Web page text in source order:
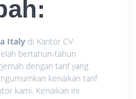
:
Italy di Kantor CV
bertahun-tahun
dengan tarif yang
kenaikan tarif
kami. Kenaikan ini